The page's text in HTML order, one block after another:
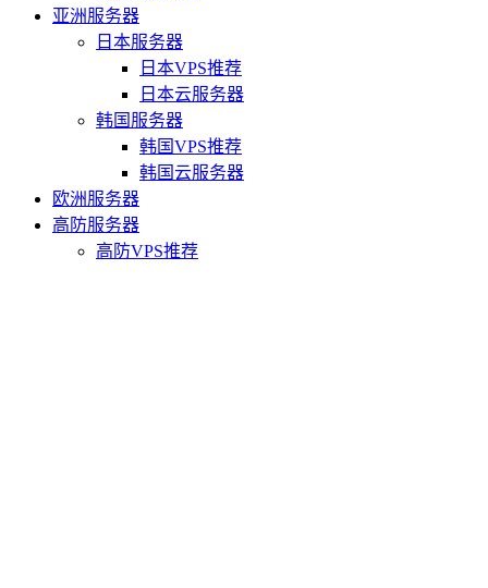
亚洲服务器
日本服务器
日本VPS推荐
日本云服务器
韩国服务器
韩国VPS推荐
韩国云服务器
欧洲服务器
高防服务器
高防VPS推荐